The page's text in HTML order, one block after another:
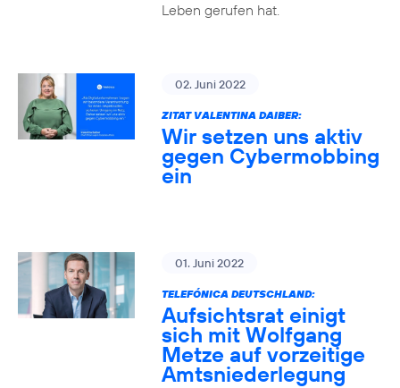
Leben gerufen hat.
02. Juni 2022
ZITAT VALENTINA DAIBER:
Wir setzen uns aktiv
gegen Cybermobbing
ein
01. Juni 2022
TELEFÓNICA DEUTSCHLAND:
Aufsichtsrat einigt
sich mit Wolfgang
Metze auf vorzeitige
Amtsniederlegung